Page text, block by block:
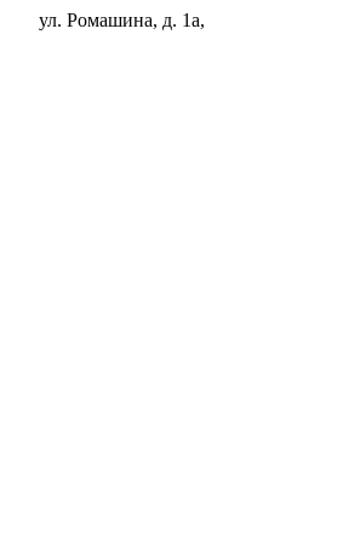
ул. Ромашина, д. 1а,